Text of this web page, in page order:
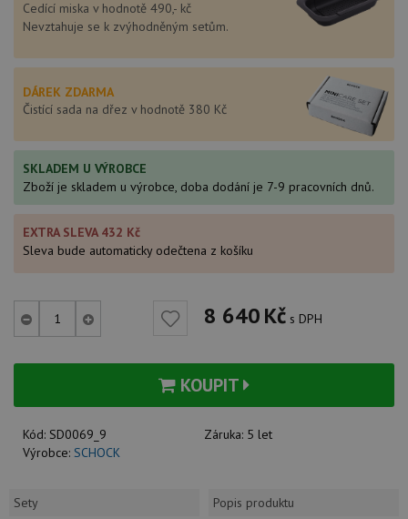
Cedící miska v hodnotě 490,- kč
Nevztahuje se k zvýhodněným setům.
DÁREK ZDARMA
Čistící sada na dřez v hodnotě 380 Kč
SKLADEM U VÝROBCE
Zboží je skladem u výrobce, doba dodání je 7-9 pracovních dnů.
EXTRA SLEVA 432 Kč
Sleva bude automaticky odečtena z košíku
8 640Kč s DPH
KOUPIT
Kód: SD0069_9 Záruka: 5 let
Výrobce: SCHOCK
Sety
Popis produktu